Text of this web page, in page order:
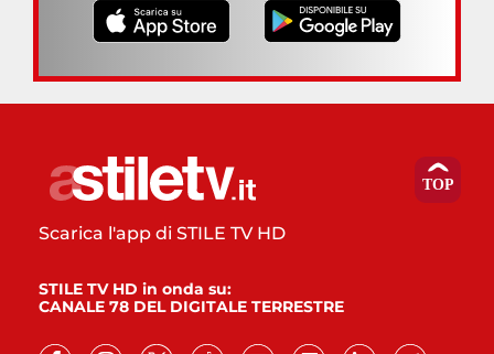
Scarica l'app di STILE TV HD
STILE TV HD in onda su:
CANALE 78 DEL DIGITALE TERRESTRE